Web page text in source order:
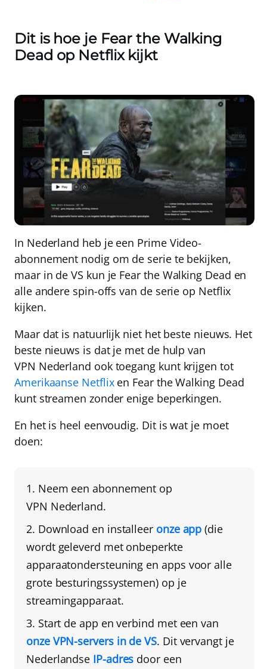
Dit is hoe je Fear the Walking
Dead op Netflix kijkt
In Nederland heb je een Prime Video-
abonnement nodig om de serie te bekijken,
maar in de VS kun je Fear the Walking Dead en
alle andere spin-offs van de serie op Netflix
kijken.
Maar dat is natuurlijk niet het beste nieuws. Het
beste nieuws is dat je met de hulp van
VPN Nederland ook toegang kunt krijgen tot
Amerikaanse Netflixen Fear the Walking Dead
kunt streamen zonder enige beperkingen.
En het is heel eenvoudig. Dit is wat je moet
doen:
Neem een abonnement op
VPN Nederland.
Download en installeer onze app (die
wordt geleverd met onbeperkte
apparaatondersteuning en apps voor alle
grote besturingssystemen) op je
streamingapparaat.
Start de app en verbind met een van
onze VPN-servers in de VS. Dit vervangt je
Nederlandse IP-adres door een